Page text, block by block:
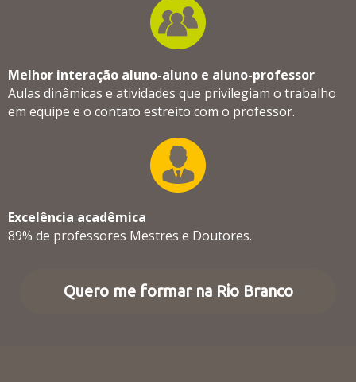
Melhor interação aluno-aluno e aluno-professor
Aulas dinâmicas e atividades que privilegiam o trabalho
em equipe e o contato estreito com o professor.
Excelência acadêmica
89% de professores Mestres e Doutores.
Quero me formar na Rio Branco